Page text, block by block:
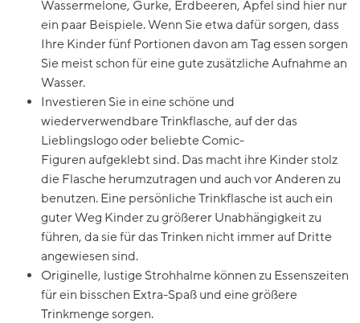
Wassermelone, Gurke, Erdbeeren, Äpfel sind hier nur
ein paar Beispiele. Wenn Sie etwa dafür sorgen, dass
Ihre Kinder fünf Portionen davon am Tag essen sorgen
Sie meist schon für eine gute zusätzliche Aufnahme an
Wasser.
Investieren Sie in eine schöne und
wiederverwendbare Trinkflasche, auf der das
Lieblingslogo oder beliebte Comic-
Figuren aufgeklebt sind. Das macht ihre Kinder stolz
die Flasche herumzutragen und auch vor Anderen zu
benutzen. Eine persönliche Trinkflasche ist auch ein
guter Weg Kinder zu größerer Unabhängigkeit zu
führen, da sie für das Trinken nicht immer auf Dritte
angewiesen sind.
Originelle, lustige Strohhalme können zu Essenszeiten
für ein bisschen Extra-Spaß und eine größere
Trinkmenge sorgen.